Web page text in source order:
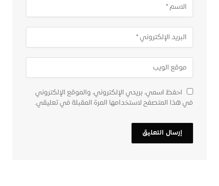
احفظ اسمي، بريدي الإلكتروني، والموقع الإلكتروني
في هذا المتصفح لاستخدامها المرة المقبلة في تعليقي.